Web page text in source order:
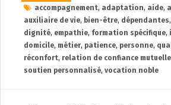
accompagnement, adaptation, aide,
auxiliaire de vie, bien-être, dépendantes,
dignité, empathie, formation spécifique,
domicile, métier, patience, personne,
réconfort, relation de confiance mutuelle
soutien personnalisé, vocation noble